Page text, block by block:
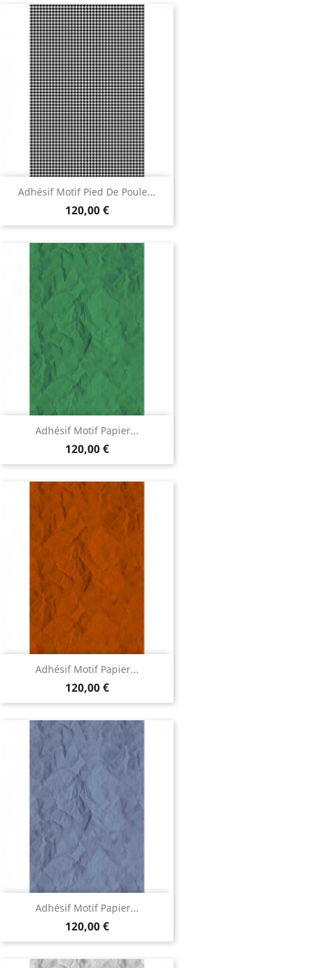
Adhésif Motif Pied De Poule...
120,00 €
Adhésif Motif Papier...
120,00 €
Adhésif Motif Papier...
120,00 €
Adhésif Motif Papier...
120,00 €